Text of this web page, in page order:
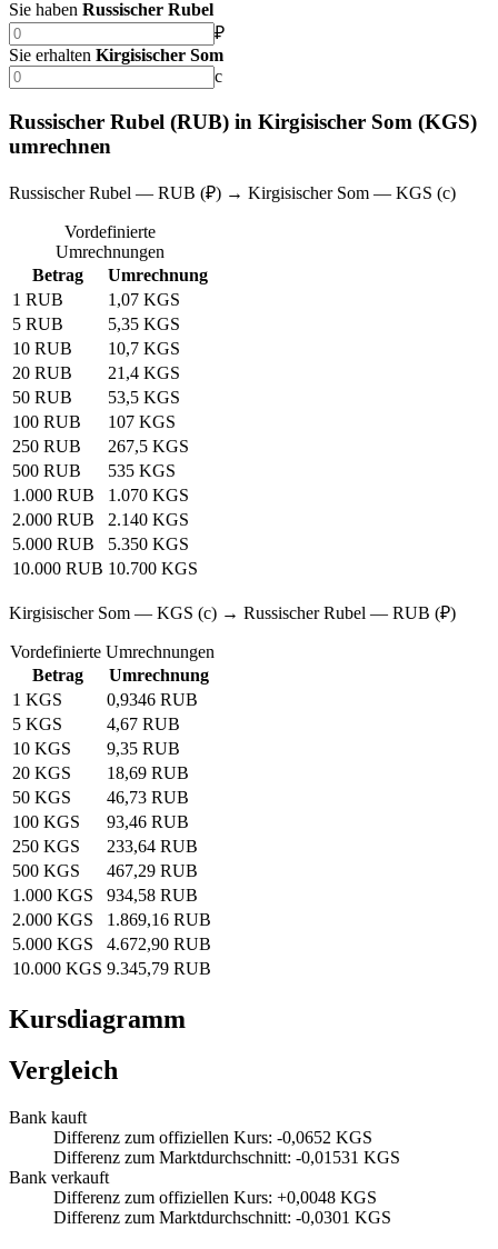
Sie haben Russischer Rubel
₽
Sie erhalten Kirgisischer Som
с
Russischer Rubel (RUB) in Kirgisischer Som (KGS)
umrechnen
Russischer Rubel — RUB (₽) → Kirgisischer Som — KGS (с)
Vordefinierte
Umrechnungen
Betrag
Umrechnung
1 RUB
1,07 KGS
5 RUB
5,35 KGS
10 RUB
10,7 KGS
20 RUB
21,4 KGS
50 RUB
53,5 KGS
100 RUB
107 KGS
250 RUB
267,5 KGS
500 RUB
535 KGS
1.000 RUB
1.070 KGS
2.000 RUB
2.140 KGS
5.000 RUB
5.350 KGS
10.000 RUB 10.700 KGS
Kirgisischer Som — KGS (с) → Russischer Rubel — RUB (₽)
Vordefinierte Umrechnungen
Betrag
Umrechnung
1 KGS
0,9346 RUB
5 KGS
4,67 RUB
10 KGS
9,35 RUB
20 KGS
18,69 RUB
50 KGS
46,73 RUB
100 KGS
93,46 RUB
250 KGS
233,64 RUB
500 KGS
467,29 RUB
1.000 KGS
934,58 RUB
2.000 KGS
1.869,16 RUB
5.000 KGS
4.672,90 RUB
10.000 KGS 9.345,79 RUB
Kursdiagramm
Vergleich
Bank kauft
Differenz zum offiziellen Kurs: -0,0652 KGS
Differenz zum Marktdurchschnitt: -0,01531 KGS
Bank verkauft
Differenz zum offiziellen Kurs: +0,0048 KGS
Differenz zum Marktdurchschnitt: -0,0301 KGS